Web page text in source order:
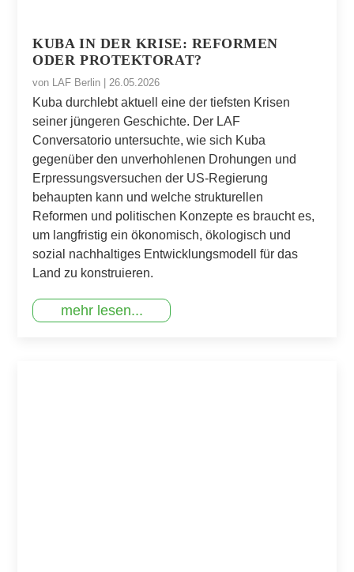
KUBA IN DER KRISE: REFORMEN
ODER PROTEKTORAT?
von LAF Berlin 26.05.2026
Kuba durchlebt aktuell eine der tiefsten Krisen
seiner jüngeren Geschichte. Der LAF
Conversatorio untersuchte, wie sich Kuba
gegenüber den unverhohlenen Drohungen und
Erpressungsversuchen der US-Regierung
behaupten kann und welche strukturellen
Reformen und politischen Konzepte es braucht es,
um langfristig ein ökonomisch, ökologisch und
sozial nachhaltiges Entwicklungsmodell für das
Land zu konstruieren.
mehr lesen...